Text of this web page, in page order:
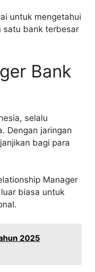
untuk mengetahui
satu bank terbesar
Bank
selalu
Dengan jaringan
bagi para
Manager
biasa untuk
2025